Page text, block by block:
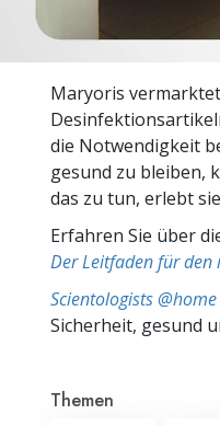
Maryoris
die Notwendigkeit
gesund zu bleiben,
das zu tun, erlebt
Erfahren Sie über
Der Leitfaden für den
Scientologists @home
Sicherheit, gesund
Themen